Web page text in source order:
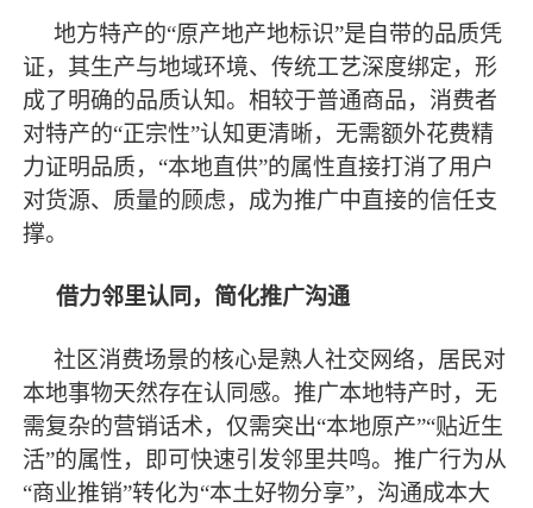
地方特产的“原产地产地标识”是自带的品质凭
证，其生产与地域环境、传统工艺深度绑定，形
成了明确的品质认知。相较于普通商品，消费者
对特产的“正宗性”认知更清晰，无需额外花费精
力证明品质，“本地直供”的属性直接打消了用户
对货源、质量的顾虑，成为推广中直接的信任支
撑。
借力邻里认同，简化推广沟通
社区消费场景的核心是熟人社交网络，居民对
本地事物天然存在认同感。推广本地特产时，无
需复杂的营销话术，仅需突出“本地原产”“贴近生
活”的属性，即可快速引发邻里共鸣。推广行为从
“商业推销”转化为“本土好物分享”，沟通成本大